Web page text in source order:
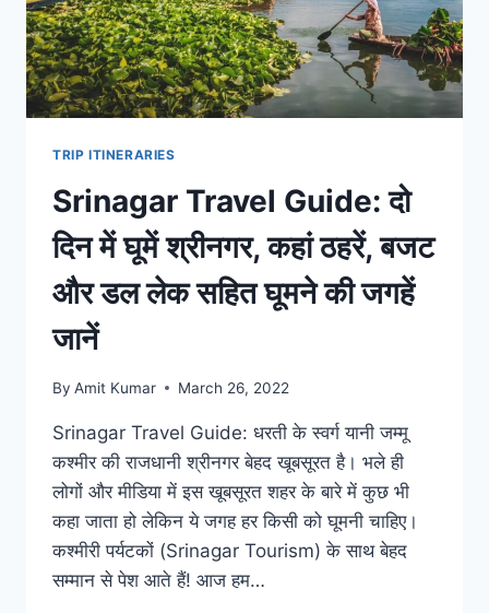
करें?
जानिए
KGL
का
बजट,
और
टाइम
TRIP ITINERARIES
Srinagar Travel Guide: दो
दिन में घूमें श्रीनगर, कहां ठहरें, बजट
और डल लेक सहित घूमने की जगहें
जानें
By Amit Kumar March 26, 2022
Srinagar Travel Guide: धरती के स्वर्ग यानी जम्मू
कश्मीर की राजधानी श्रीनगर बेहद खूबसूरत है। भले ही
लोगों और मीडिया में इस खूबसूरत शहर के बारे में कुछ भी
कहा जाता हो लेकिन ये जगह हर किसी को घूमनी चाहिए।
कश्मीरी पर्यटकों (Srinagar Tourism) के साथ बेहद
सम्मान से पेश आते हैं! आज हम…